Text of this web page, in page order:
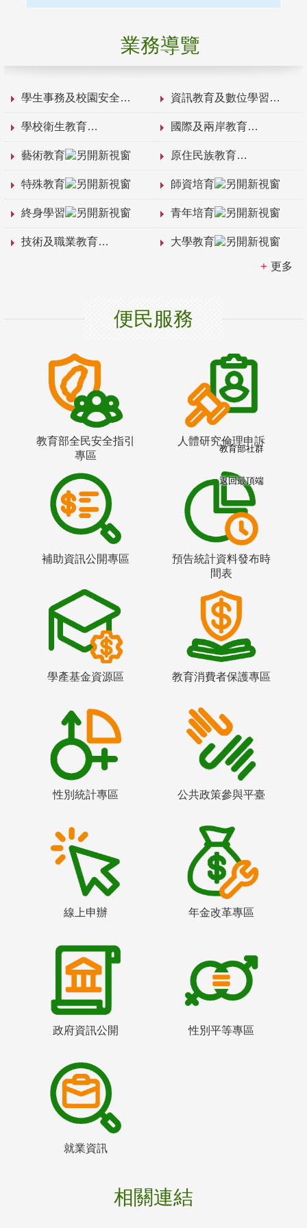
業務導覽
學生事務及校園安全 資訊教育及數位學習
學校衛生教育 國際及兩岸教育
藝術教育 原住民族教育
特殊教育 師資培育
終身學習 青年培育
技術及職業教育 大學教育
更多
便民服務
教育部全民安全指引
專區
人體研究倫理申訴
補助資訊公開專區
預告統計資料發布時
間表
學產基金資源區 教育消費者保護專區
性別統計專區 公共政策參與平臺
線上申辦 年金改革專區
政府資訊公開 性別平等專區
就業資訊
相關連結
教育部社群
返回最頂端